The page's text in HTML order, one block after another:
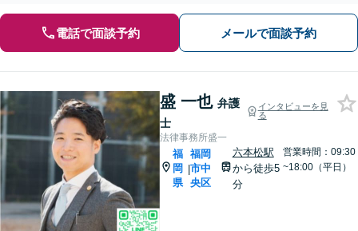
電話で面談予約 メールで面談予約
盛 一也 弁護
士
インタビューを見
る
法律事務所盛一
福
岡
県
|
福岡
市中
央区
六本松駅
から徒歩5
分
営業時間：09:30
~18:00（平日）